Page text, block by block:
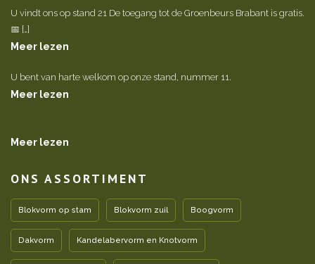
U vindt ons op stand 21 De toegang tot de Groenbeurs Brabant is gratis.
📅 […]
Meer lezen
U bent van harte welkom op onze stand, nummer 11.
Meer lezen
Meer lezen
ONS ASSORTIMENT
Blokvorm op stam Blokvorm zuil Boogvorm
Dakvorm Kandelabervorm en Knotvorm